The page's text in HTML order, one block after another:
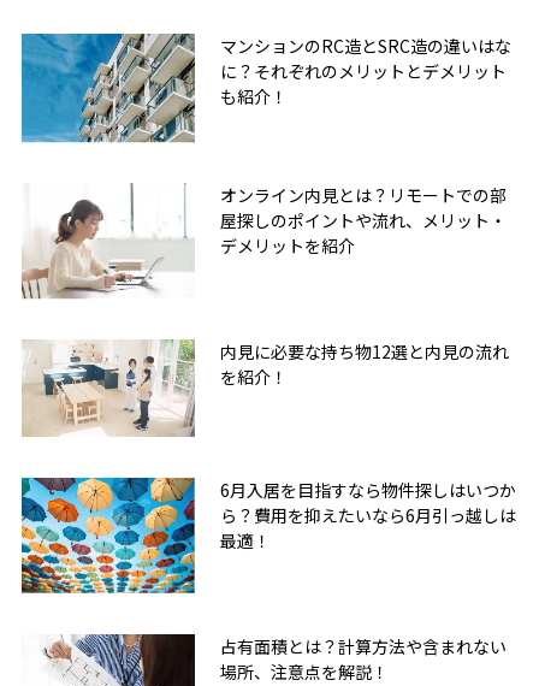
マンションのRC造とSRC造の違いはな
に？それぞれのメリットとデメリット
も紹介！
オンライン内見とは？リモートでの部
屋探しのポイントや流れ、メリット・
デメリットを紹介
内見に必要な持ち物12選と内見の流れ
を紹介！
6月入居を目指すなら物件探しはいつか
ら？費用を抑えたいなら6月引っ越しは
最適！
占有面積とは？計算方法や含まれない
場所、注意点を解説！